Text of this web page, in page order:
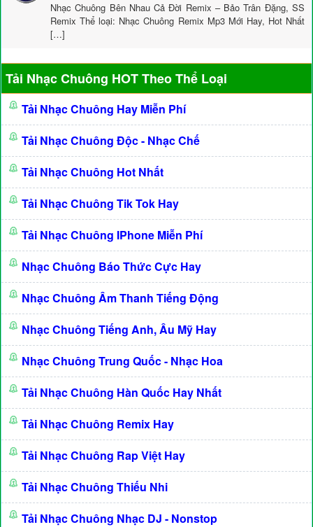
Nhạc Chuông Bên Nhau Cả Đời Remix – Bảo Trân Đặng, SS
Remix Thể loại: Nhạc Chuông Remix Mp3 Mới Hay, Hot Nhất
[…]
Tải Nhạc Chuông HOT Theo Thể Loại
Tải Nhạc Chuông Hay Miễn Phí
Tải Nhạc Chuông Độc - Nhạc Chế
Tải Nhạc Chuông Hot Nhất
Tải Nhạc Chuông Tik Tok Hay
Tải Nhạc Chuông IPhone Miễn Phí
Nhạc Chuông Báo Thức Cực Hay
Nhạc Chuông Âm Thanh Tiếng Động
Nhạc Chuông Tiếng Anh, Âu Mỹ Hay
Nhạc Chuông Trung Quốc - Nhạc Hoa
Tải Nhạc Chuông Hàn Quốc Hay Nhất
Tải Nhạc Chuông Remix Hay
Tải Nhạc Chuông Rap Việt Hay
Tải Nhạc Chuông Thiếu Nhi
Tải Nhạc Chuông Nhạc DJ - Nonstop